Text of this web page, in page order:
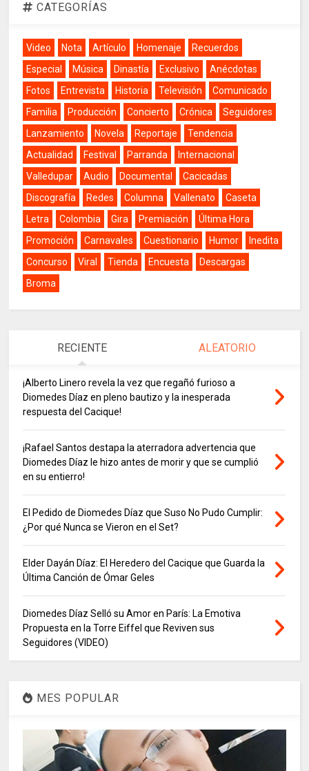
CATEGORÍAS
Video Nota Artículo Homenaje
Recuerdos
Especial
Música Dinastía Exclusivo
Anécdotas
Fotos
Entrevista Historia Televisión
Comunicado
Familia
Producción Concierto Crónica
Seguidores
Lanzamiento
Novela Reportaje
Tendencia
Actualidad
Festival Parranda
Internacional
Valledupar
Audio Documental
Cacicadas
Discografía
Redes Columna Vallenato
Caseta
Letra
Colombia Gira Premiación
Última Hora
Promoción
Carnavales Cuestionario Humor
Inedita
Concurso
Viral Tienda Encuesta
Descargas
Broma
RECIENTE ALEATORIO
¡Alberto Linero revela la vez que regañó furioso a
Diomedes Díaz en pleno bautizo y la inesperada
respuesta del Cacique!
¡Rafael Santos destapa la aterradora advertencia que
Diomedes Díaz le hizo antes de morir y que se cumplió
en su entierro!
El Pedido de Diomedes Díaz que Suso No Pudo Cumplir:
¿Por qué Nunca se Vieron en el Set?
Elder Dayán Díaz: El Heredero del Cacique que Guarda la
Última Canción de Ómar Geles
Diomedes Díaz Selló su Amor en París: La Emotiva
Propuesta en la Torre Eiffel que Reviven sus
Seguidores (VIDEO)
MES POPULAR